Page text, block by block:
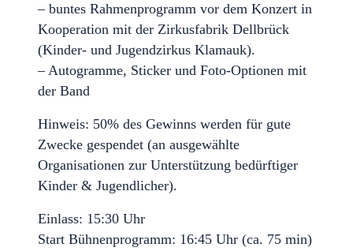
– buntes Rahmenprogramm vor dem Konzert in
Kooperation mit der Zirkusfabrik Dellbrück
(Kinder- und Jugendzirkus Klamauk).
– Autogramme, Sticker und Foto-Optionen mit
der Band
Hinweis: 50% des Gewinns werden für gute
Zwecke gespendet (an ausgewählte
Organisationen zur Unterstützung bedürftiger
Kinder & Jugendlicher).
Einlass: 15:30 Uhr
Start Bühnenprogramm: 16:45 Uhr (ca. 75 min)